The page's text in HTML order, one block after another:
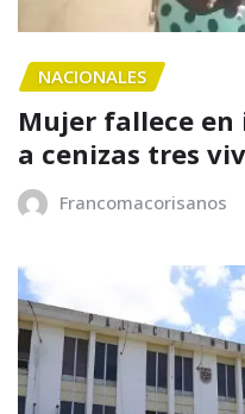
NACIONALES
Mujer fallece en
a cenizas tres
Francomacorisanos